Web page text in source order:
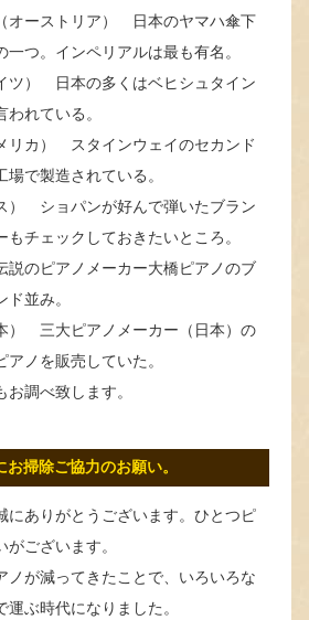
オーストリア） 日本のヤマハ傘下
つ。インペリアルは最も有名。
ツ） 日本の多くはベヒシュタイン
れている。
リカ） スタインウェイのセカンド
で製造されている。
） ショパンが好んで弾いたブラン
もチェックしておきたいところ。
のピアノメーカー大橋ピアノのブ
並み。
） 三大ピアノメーカー（日本）の
ノを販売していた。
調べ致します。
お掃除ご協力のお願い。
ありがとうございます。ひとつピ
ございます。
ノが減ってきたことで、いろいろな
ぶ時代になりました。